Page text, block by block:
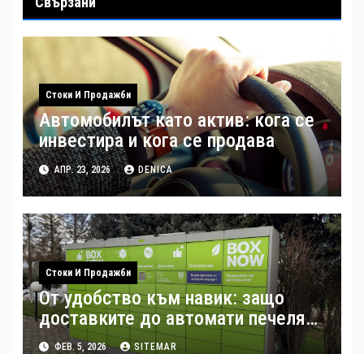
Стоки И Продажби
Автомобилът като актив: кога се
инвестира и кога се продава
АПР. 23, 2026 DENICA
Стоки И Продажби
От удобство към навик: защо
доставките до автомати печелят
потребителите
ФЕВ. 5, 2026 SITEMAR